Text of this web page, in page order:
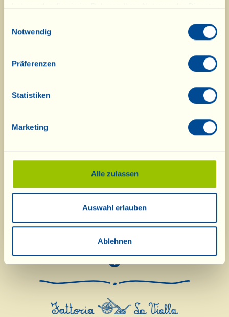
haben oder die sie im Rahmen Ihrer Nutzung der Dienste
Notwendig
Präferenzen
Statistiken
Marketing
Alle zulassen
Auswahl erlauben
Ablehnen
Living 2012